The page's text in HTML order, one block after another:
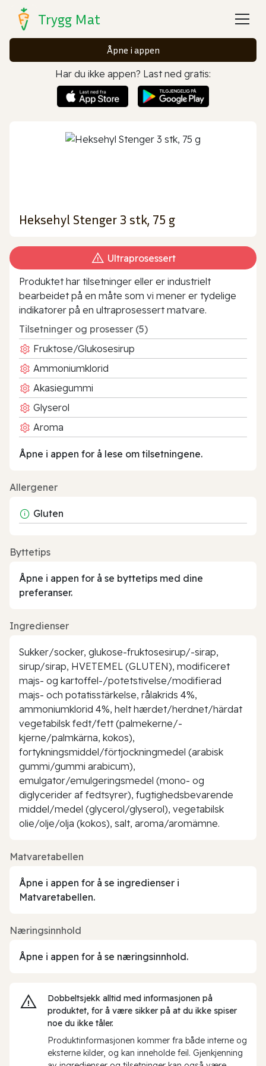
Trygg Mat
Åpne i appen
Har du ikke appen? Last ned gratis:
Heksehyl Stenger 3 stk, 75 g
Ultraprosessert
Produktet har tilsetninger eller er industrielt
bearbeidet på en måte som vi mener er tydelige
indikatorer på en ultraprosessert matvare.
Tilsetninger og prosesser (5)
Fruktose/Glukosesirup
Ammoniumklorid
Akasiegummi
Glyserol
Aroma
Åpne i appen for å lese om tilsetningene.
Allergener
Gluten
Byttetips
Åpne i appen for å se byttetips med dine
preferanser.
Ingredienser
Sukker/socker, glukose-fruktosesirup/-sirap,
sirup/sirap, HVETEMEL (GLUTEN), modificeret
majs- og kartoffel-/potetstivelse/modifierad
majs- och potatisstärkelse, rålakrids 4%,
ammoniumklorid 4%, helt hærdet/herdnet/härdat
vegetabilsk fedt/fett (palmekerne/-
kjerne/palmkärna, kokos),
fortykningsmiddel/förtjockningmedel (arabisk
gummi/gummi arabicum),
emulgator/emulgeringsmedel (mono- og
diglycerider af fedtsyrer), fugtighedsbevarende
middel/medel (glycerol/glyserol), vegetabilsk
olie/olje/olja (kokos), salt, aroma/aromämne.
Matvaretabellen
Åpne i appen for å se ingredienser i
Matvaretabellen.
Næringsinnhold
Åpne i appen for å se næringsinnhold.
Dobbeltsjekk alltid med informasjonen på
produktet, for å være sikker på at du ikke spiser
noe du ikke tåler.
Produktinformasjonen kommer fra både interne og
eksterne kilder, og kan inneholde feil. Gjenkjenning